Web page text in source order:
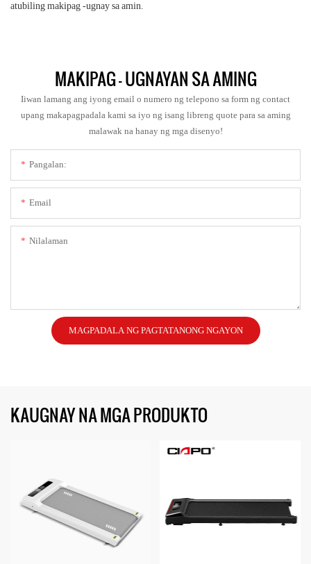
atubiling makipag -ugnay sa amin.
MAKIPAG - UGNAYAN SA AMING
Iiwan lamang ang iyong email o numero ng telepono sa form ng contact
upang makapagpadala kami sa iyo ng isang libreng quote para sa aming
malawak na hanay ng mga disenyo!
Pangalan:
Email
Nilalaman
MAGPADALA NG PAGTATANONG NGAYON
KAUGNAY NA MGA PRODUKTO